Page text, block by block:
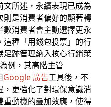
所述，永續表現已成為
則是消費者偏好的顯著轉
數消費者會主動選擇更永
這種「用錢包投票」的行
足跡管理納入核心行銷策
例，其高階主管
Google 廣告工具後，不
更強化了對環保意識消
重動機的疊加效應，使得